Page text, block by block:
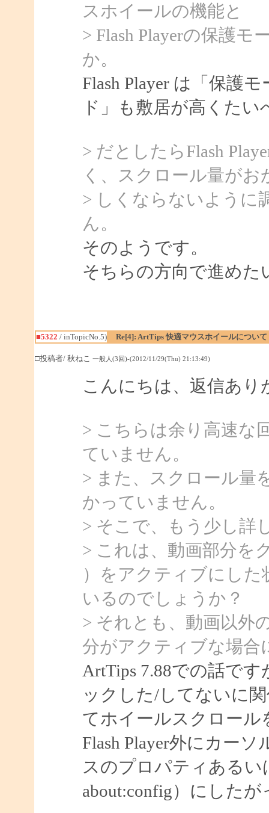
スホイールの機能と
> Flash Playerの保護
か。
Flash Player は「保護
ド」も敷居が高くたい
> だとしたらFlash
く、スクロール量がお
> しくならないように
ん。
そのようです。
そちらの方向で進めた
■5322 / inTopicNo.5) Re[4]: ArtTips 快適マウスホイールについて
□投稿者/ 秋ねこ 一般人(3回)-(2012/11/29(Thu) 21:13:49)
こんにちは、返信あ
> こちらは余り高速な
ていません。
> また、スクロール量
かっていません。
> そこで、もう少し詳
> これは、動画部分を
）をアクティブにし
いるのでしょうか？
> それとも、動画以外
分がアクティブな場合
ArtTips 7.88での話です
ックした/してないに
てホイールスクロール
Flash Player外にカー
スのプロパティあるい
about:config）にした